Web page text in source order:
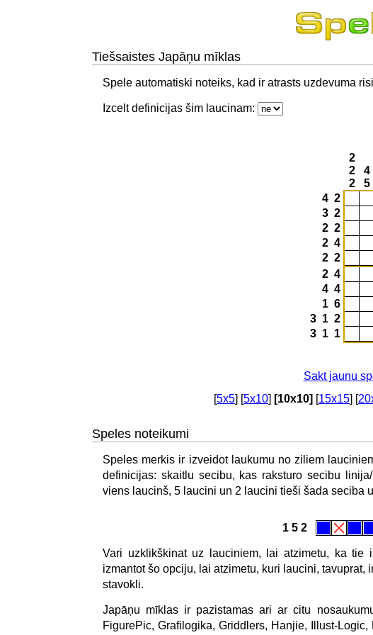
Tiešsaistes Japāņu mīklas
Spele automatiski noteiks, kad ir atrasts uzdevuma
Izcelt definicijas šim laucinam:
2
2
2
4
5
4 2
3 2
2 2
2 4
2 2
2 4
4 4
1 6
3 1 2
3 1 1
Sakt jaunu
[5x5] [5x10] [10x10] [15x15] [
Speles noteikumi
Speles merkis ir izveidot laukumu no ziliem
definicijas: skaitlu secibu, kas raksturo secibu
viens laucinš, 5 laucini un 2 laucini tieši šada seciba
1 5 2
Vari uzklikškinat uz lauciniem, lai atzimetu, ka tie
izmantot šo opciju, lai atzimetu, kuri laucini,
stavokli.
Japāņu mīklas ir pazistamas ari ar citu
FigurePic, Grafilogika, Griddlers, Hanjie, Illust-